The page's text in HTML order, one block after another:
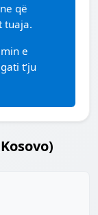
që
tuaja.
e
t’ju